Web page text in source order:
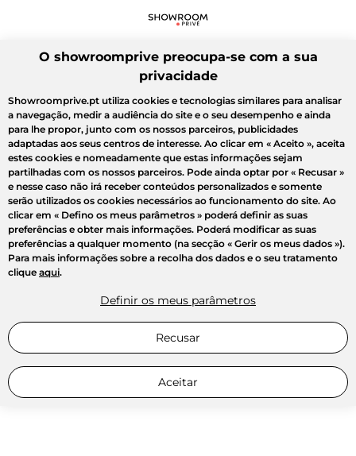
O showroomprive preocupa-se com a sua
privacidade
Showroomprive.pt utiliza cookies e tecnologias similares para analisar
a navegação, medir a audiência do site e o seu desempenho e ainda
para lhe propor, junto com os nossos parceiros, publicidades
adaptadas aos seus centros de interesse. Ao clicar em « Aceito », aceita
estes cookies e nomeadamente que estas informações sejam
partilhadas com os nossos parceiros. Pode ainda optar por « Recusar »
e nesse caso não irá receber conteúdos personalizados e somente
serão utilizados os cookies necessários ao funcionamento do site. Ao
clicar em « Defino os meus parâmetros » poderá definir as suas
preferências e obter mais informações. Poderá modificar as suas
preferências a qualquer momento (na secção « Gerir os meus dados »).
Para mais informações sobre a recolha dos dados e o seu tratamento
clique aqui.
Definir os meus parâmetros
Recusar
Aceitar